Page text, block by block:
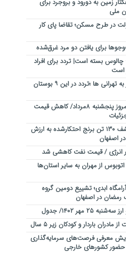
۳۸۴هکتار زمین به دورود و بروجرد برای
ملی
در طرح مسکن؛ تقاضا پای کار
برای یافتن دو مرد غرق‌شده
بسته است| تردد برای افراد
است
هشدار قرمز به تهرانی ها ؛تردد در این ۹ بوستان
قیمت دلار امروز پنجشنبه ۸مرداد/ کاهش قیمت
گفت‌وگو |کشف ۱۳۰ تن برنج احتکارشده به ارزش
انرژی / قیمت نفت کاهشی شد
از مهران به سایر استان‌ها
ابدی؛ تشییع دومین گروه
در اصفهان
۲۵ مهر ۱۴۰۲/ جدول
مادران باردار و کودکان زیر ۵ سال
معرفی فرصت‌های سرمایه‌گذاری
حضور کشورهای خارجی